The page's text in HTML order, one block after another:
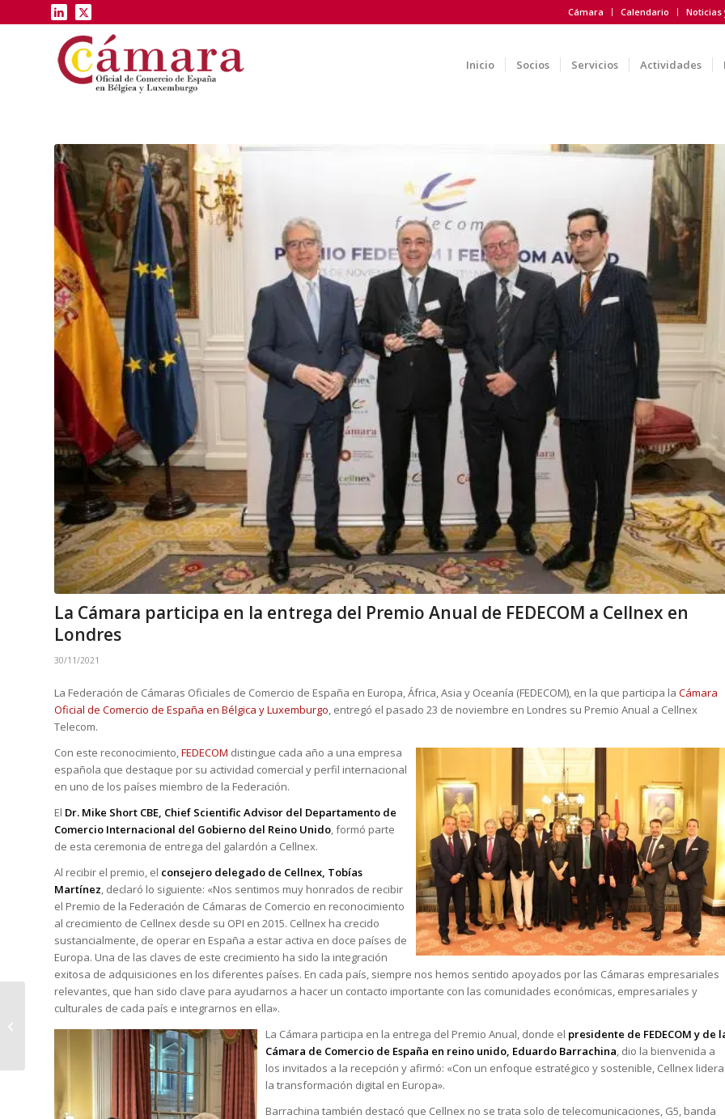
Cámara Calendario Noticias
Inicio Socios Servicios Actividades
La Cámara participa en la entrega del Premio Anual de FEDECOM a Cellnex en
Londres
30/11/2021
La Federación de Cámaras Oficiales de Comercio de España en Europa, África, Asia y Oceanía (FEDECOM), en la que participa la Cámara
Oficial de Comercio de España en Bélgica y Luxemburgo , entregó el pasado 23 de noviembre en Londres su Premio Anual a Cellnex
Telecom.
Con este reconocimiento, FEDECOM distingue cada año a una empresa
española que destaque por su actividad comercial y perfil internacional
en uno de los países miembro de la Federación.
El Dr. Mike Short CBE, Chief Scientific Advisor del Departamento de
Comercio Internacional del Gobierno del Reino Unido, formó parte
de esta ceremonia de entrega del galardón a Cellnex.
Al recibir el premio, el consejero delegado de Cellnex, Tobías
Martínez, declaró lo siguiente: «Nos sentimos muy honrados de recibir
el Premio de la Federación de Cámaras de Comercio en reconocimiento
al crecimiento de Cellnex desde su OPI en 2015. Cellnex ha crecido
sustancialmente, de operar en España a estar activa en doce países de
Europa. Una de las claves de este crecimiento ha sido la integración
exitosa de adquisiciones en los diferentes países. En cada país, siempre nos hemos sentido apoyados por las Cámaras empresariales
relevantes, que han sido clave para ayudarnos a hacer un contacto importante con las comunidades económicas, empresariales y
culturales de cada país e integrarnos en ella».
La Cámara participa en la entrega del Premio Anual, donde el presidente de FEDECOM y de
Cámara de Comercio de España en reino unido, Eduardo Barrachina, dio la bienvenida a
los invitados a la recepción y afirmó: «Con un enfoque estratégico y sostenible, Cellnex lidera
la transformación digital en Europa».
Barrachina también destacó que Cellnex no se trata solo de telecomunicaciones, G5, banda
Almuerzo-debate con